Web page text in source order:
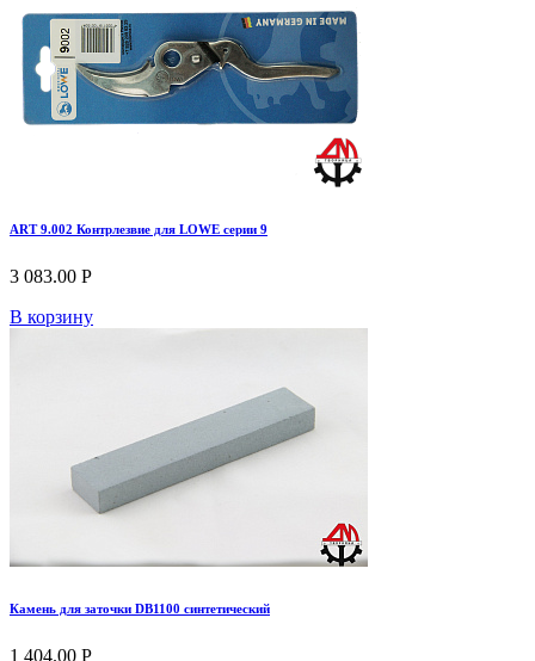
ART 9.002 Контрлезвие для LOWE серии 9
3 083.00 Р
В корзину
Камень для заточки DB1100 синтетический
1 404.00 Р